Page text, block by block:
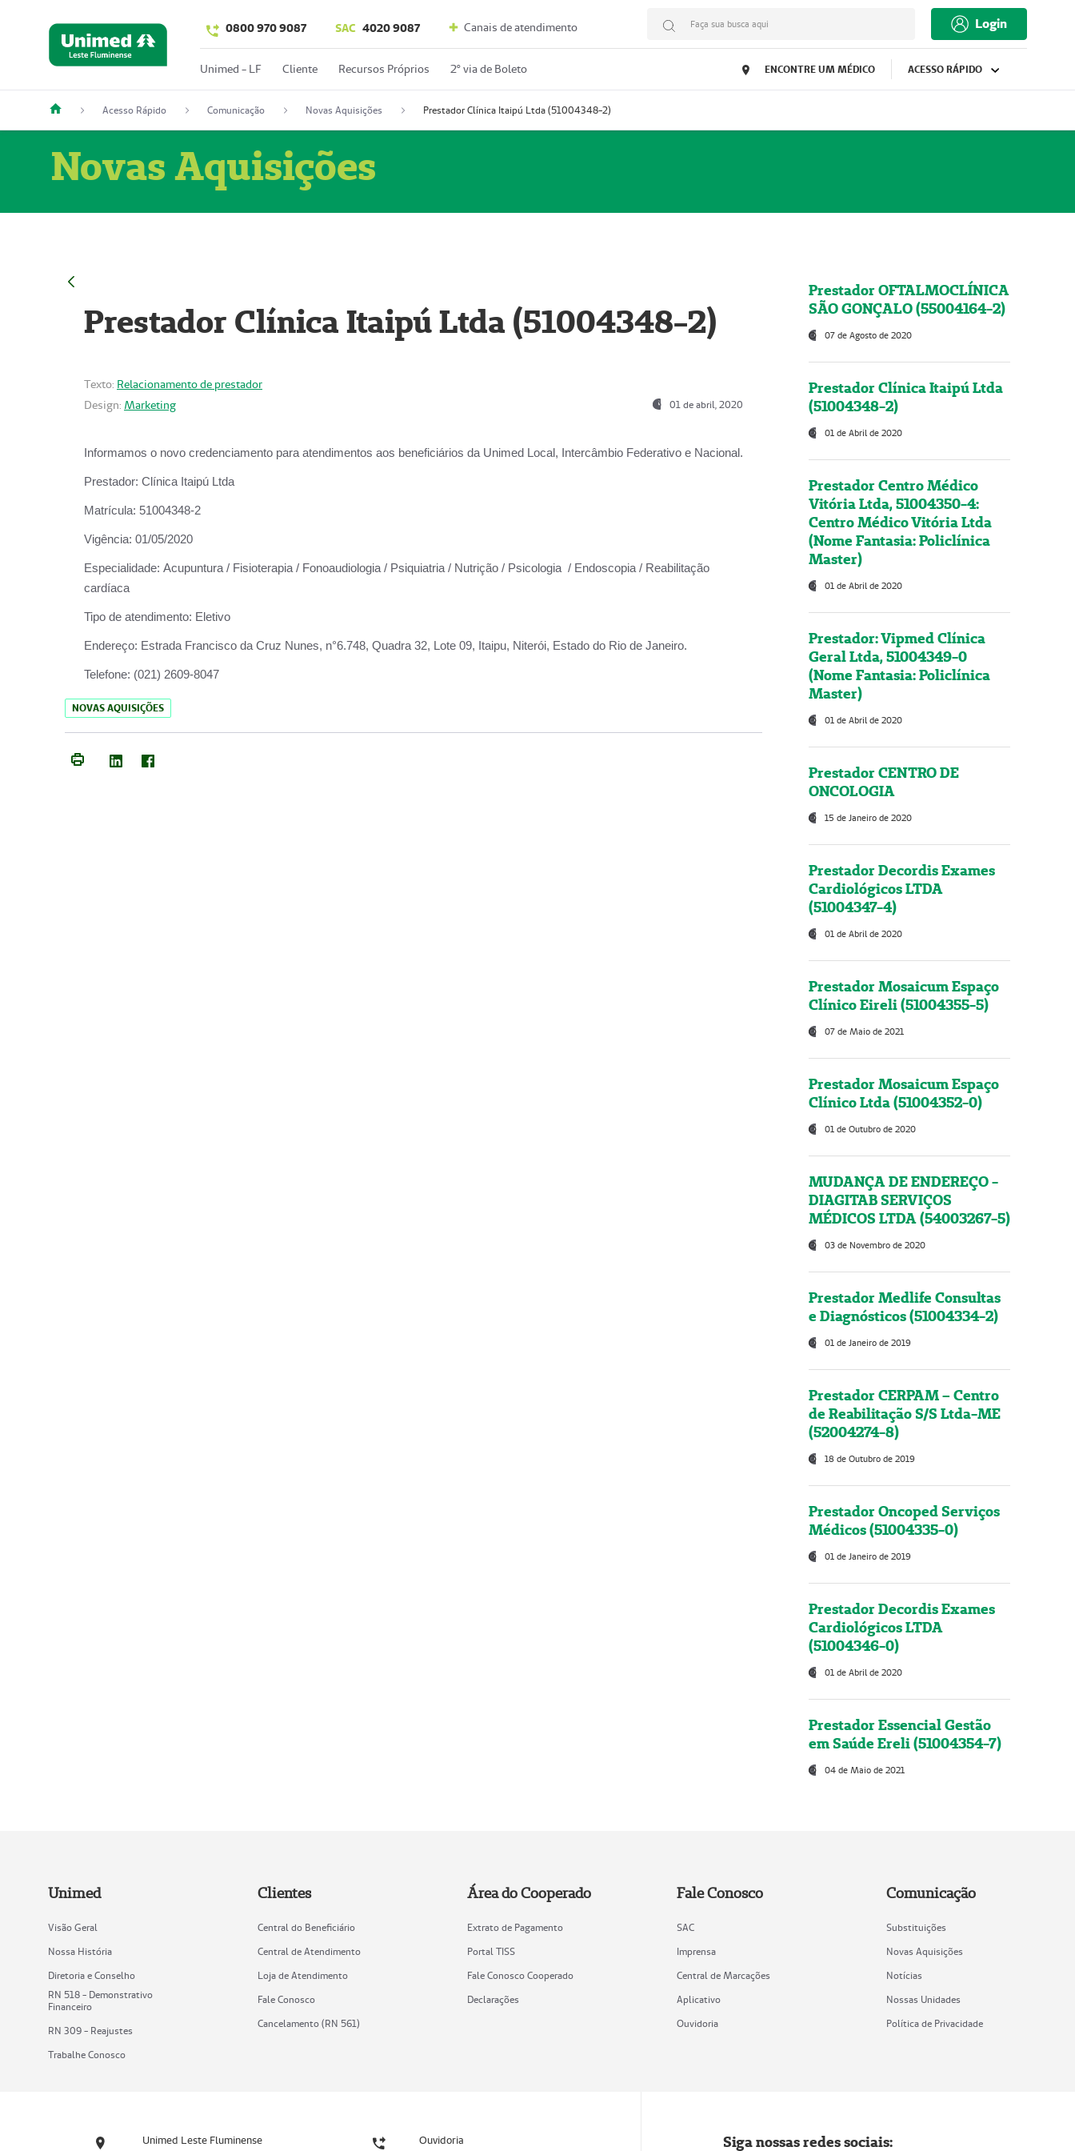
0800 970 9087 SAC 4020 9087 Canais de atendimento Faça sua busca aqui Login
Unimed - LF Cliente Recursos Próprios 2º via de Boleto ENCONTRE UM MÉDICO ACESSO RÁPIDO
Acesso Rápido Comunicação Novas Aquisições Prestador Clínica Itaipú Ltda (51004348-2)
Novas Aquisições
Prestador Clínica Itaipú Ltda (51004348-2)
Texto: Relacionamento de prestador
Design: Marketing 01 de abril, 2020
Informamos o novo credenciamento para atendimentos aos beneficiários da Unimed Local, Intercâmbio Federativo e Nacional.
Prestador: Clínica Itaipú Ltda
Matrícula: 51004348-2
Vigência: 01/05/2020
Especialidade: Acupuntura / Fisioterapia / Fonoaudiologia / Psiquiatria / Nutrição / Psicologia / Endoscopia / Reabilitação
cardíaca
Tipo de atendimento: Eletivo
Endereço: Estrada Francisco da Cruz Nunes, n°6.748, Quadra 32, Lote 09, Itaipu, Niterói, Estado do Rio de Janeiro.
Telefone: (021) 2609-8047
NOVAS AQUISIÇÕES
Prestador OFTALMOCLÍNICA
SÃO GONÇALO (55004164-2)
07 de Agosto de 2020
Prestador Clínica Itaipú Ltda
(51004348-2)
01 de Abril de 2020
Prestador Centro Médico
Vitória Ltda, 51004350-4:
Centro Médico Vitória Ltda
(Nome Fantasia: Policlínica
Master)
01 de Abril de 2020
Prestador: Vipmed Clínica
Geral Ltda, 51004349-0
(Nome Fantasia: Policlínica
Master)
01 de Abril de 2020
Prestador CENTRO DE
ONCOLOGIA
15 de Janeiro de 2020
Prestador Decordis Exames
Cardiológicos LTDA
(51004347-4)
01 de Abril de 2020
Prestador Mosaicum Espaço
Clínico Eireli (51004355-5)
07 de Maio de 2021
Prestador Mosaicum Espaço
Clínico Ltda (51004352-0)
01 de Outubro de 2020
MUDANÇA DE ENDEREÇO -
DIAGITAB SERVIÇOS
MÉDICOS LTDA (54003267-5)
03 de Novembro de 2020
Prestador Medlife Consultas
e Diagnósticos (51004334-2)
01 de Janeiro de 2019
Prestador CERPAM – Centro
de Reabilitação S/S Ltda-ME
(52004274-8)
18 de Outubro de 2019
Prestador Oncoped Serviços
Médicos (51004335-0)
01 de Janeiro de 2019
Prestador Decordis Exames
Cardiológicos LTDA
(51004346-0)
01 de Abril de 2020
Prestador Essencial Gestão
em Saúde Ereli (51004354-7)
04 de Maio de 2021
Unimed
Visão Geral
Nossa História
Diretoria e Conselho
RN 518 - Demonstrativo
Financeiro
RN 309 - Reajustes
Trabalhe Conosco
Clientes
Central do Beneficiário
Central de Atendimento
Loja de Atendimento
Fale Conosco
Cancelamento (RN 561)
Área do Cooperado
Extrato de Pagamento
Portal TISS
Fale Conosco Cooperado
Declarações
Fale Conosco
SAC
Imprensa
Central de Marcações
Aplicativo
Ouvidoria
Comunicação
Substituições
Novas Aquisições
Notícias
Nossas Unidades
Política de Privacidade
Unimed Leste Fluminense Ouvidoria Siga nossas redes sociais: